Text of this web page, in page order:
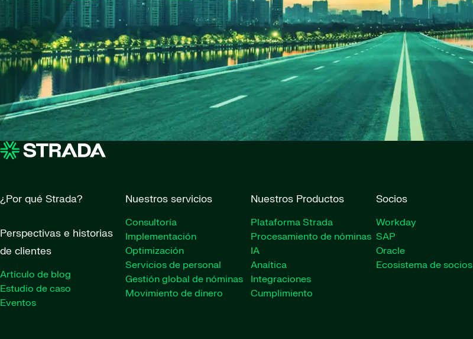
¿Por qué Strada?
Perspectivas e historias
de clientes
Artículo de blog
Estudio de caso
Eventos
Nuestros servicios
Consultoría
Implementación
Optimización
Servicios de personal
Gestión global de nóminas
Movimiento de dinero
Nuestros Productos
Plataforma Strada
Procesamiento de nóminas
IA
Anaítica
Integraciones
Cumplimiento
Socios
Workday
SAP
Oracle
Ecosistema de socios